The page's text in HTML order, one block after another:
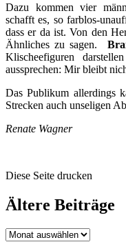
Dazu kommen vier
schafft es, so farblos-
dass er da ist. Von den
Ähnliches zu sagen.
Klischeefiguren
aussprechen: Mir bleibt
Das Publikum allerdings
Strecken auch unseligen
Renate Wagner
Diese Seite drucken
Ältere Beiträge